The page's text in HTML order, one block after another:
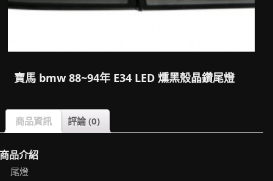
寶馬 bmw 88~94年 E34 LED 燻黑殼晶鑽尾燈
商品資訊 評論 (0)
品介紹
尾燈